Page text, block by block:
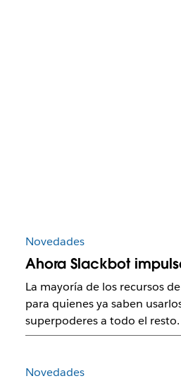
Novedades
Ahora Slackbot
La mayoría de los recursos
para quienes ya saben
superpoderes a todo el resto.
Novedades